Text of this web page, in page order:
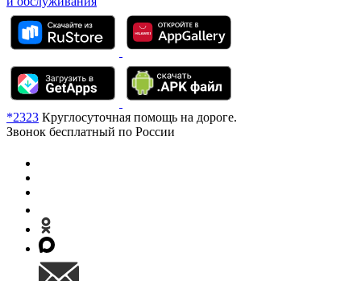
*2323 Круглосуточная помощь на дороге.
Звонок бесплатный по России